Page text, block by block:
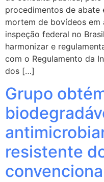
procedimentos de abate
mortem de bovídeos
inspeção federal no
harmonizar e
com o Regulamento da
dos […]
Grupo
resistente